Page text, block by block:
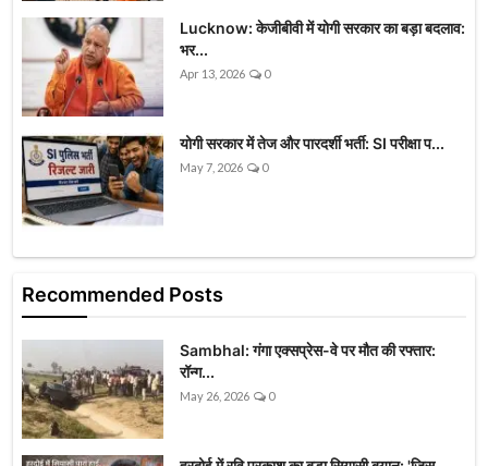
Lucknow: केजीबीवी में योगी सरकार का बड़ा बदलाव:
भर...
Apr 13, 2026 0
योगी सरकार में तेज और पारदर्शी भर्ती: SI परीक्षा प...
May 7, 2026 0
Recommended Posts
Sambhal: गंगा एक्सप्रेस-वे पर मौत की रफ्तार:
रॉन्ग...
May 26, 2026 0